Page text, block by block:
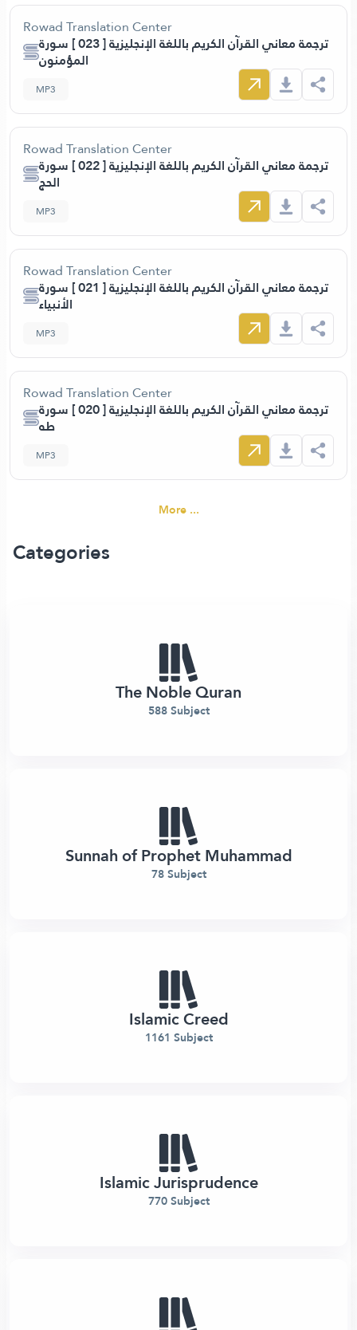
Rowad Translation Center
ترجمة معاني القرآن الكريم باللغة الإنجليزية [ 023 ] سورة
المؤمنون
MP3
Rowad Translation Center
ترجمة معاني القرآن الكريم باللغة الإنجليزية [ 022 ] سورة
الحج
MP3
Rowad Translation Center
ترجمة معاني القرآن الكريم باللغة الإنجليزية [ 021 ] سورة
الأنبياء
MP3
Rowad Translation Center
ترجمة معاني القرآن الكريم باللغة الإنجليزية [ 020 ] سورة
طه
MP3
More ...
Categories
The Noble Quran
588 Subject
Sunnah of Prophet Muhammad
78 Subject
Islamic Creed
1161 Subject
Islamic Jurisprudence
770 Subject